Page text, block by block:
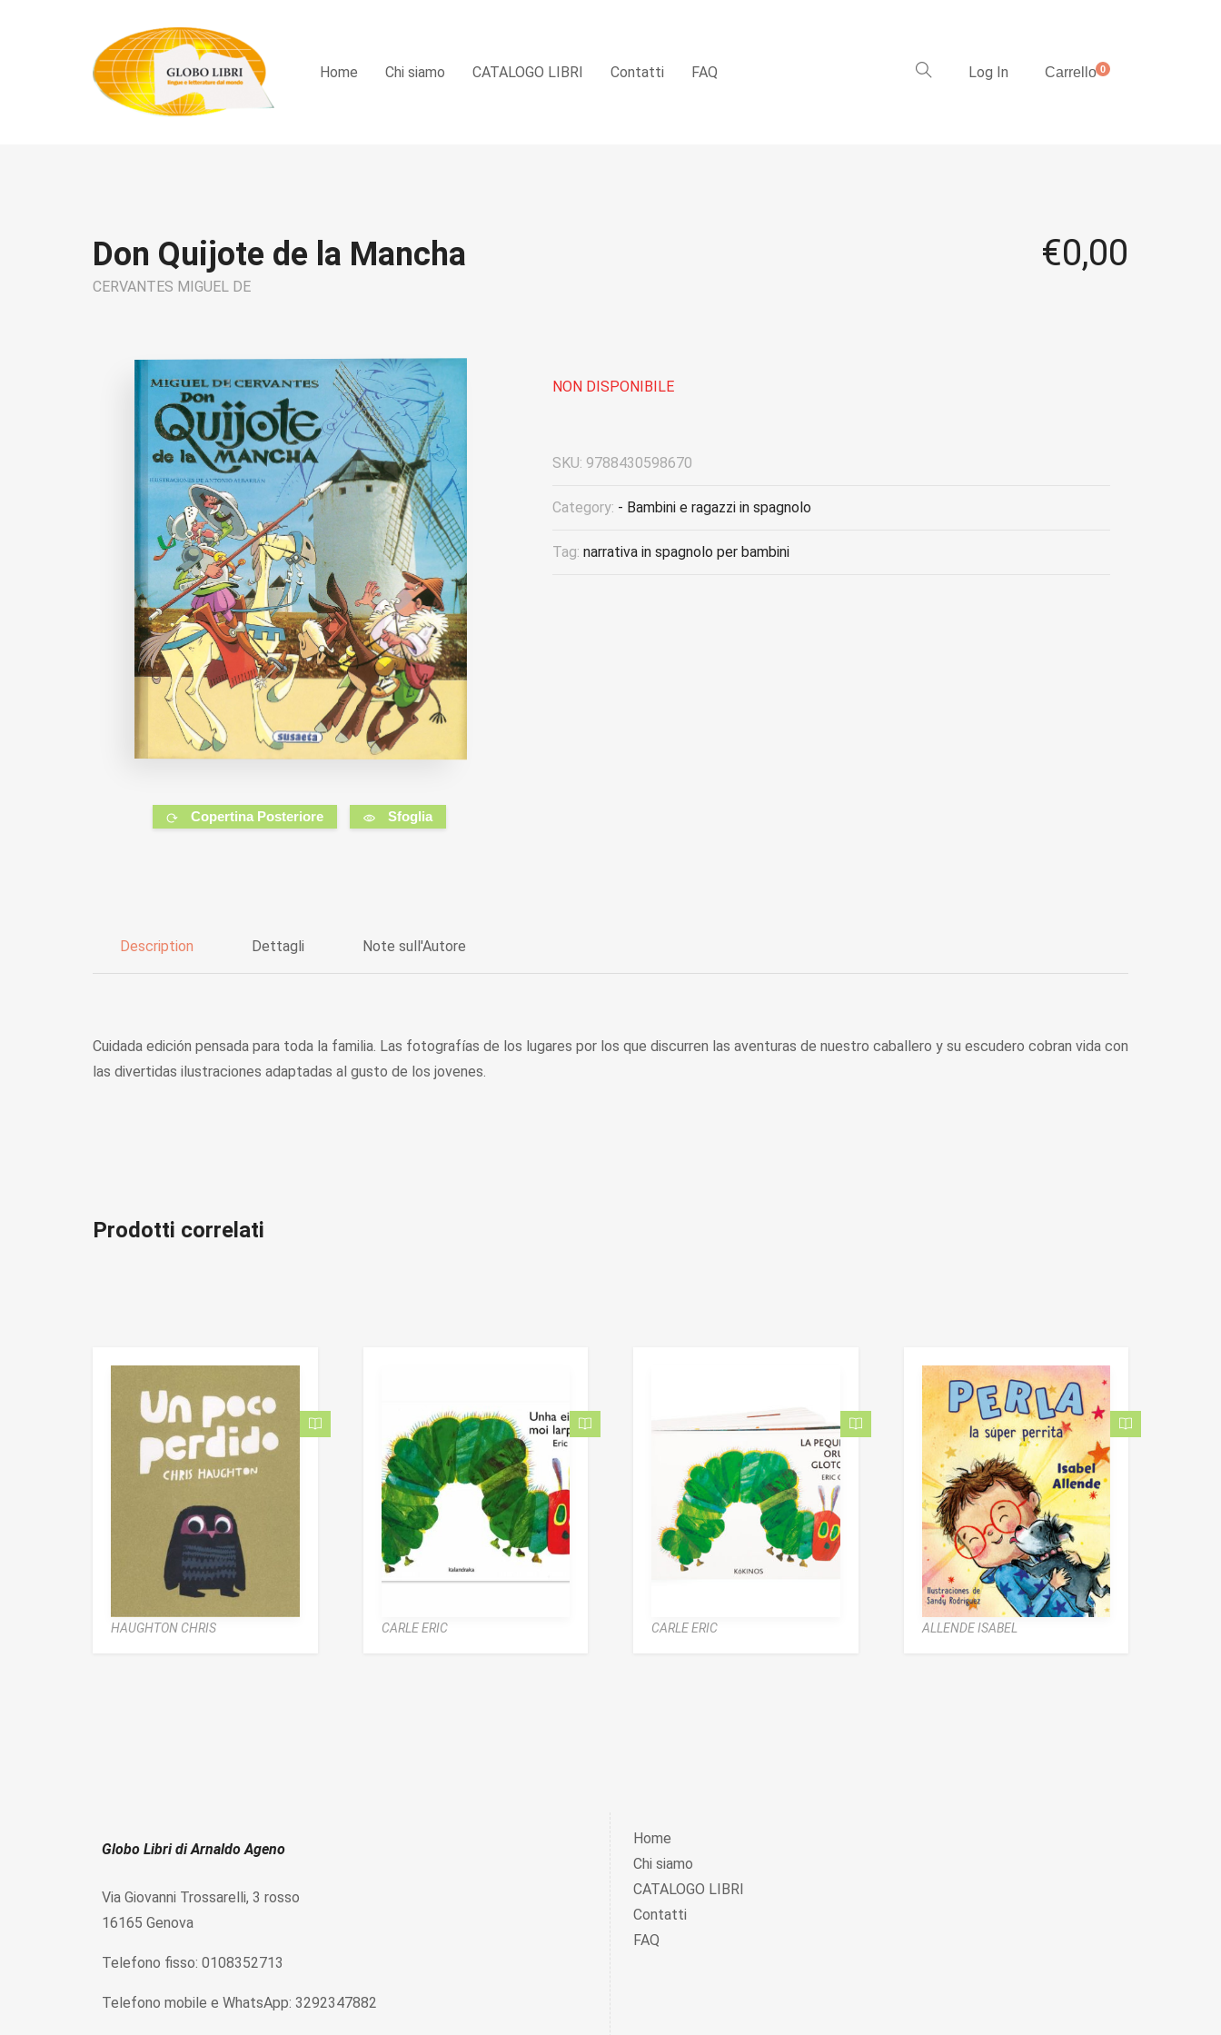
Home Chi siamo CATALOGO LIBRI Contatti FAQ Log In Carrello0
Don Quijote de la Mancha
CERVANTES MIGUEL DE
€0,00
Copertina Posteriore Sfoglia
NON DISPONIBILE
SKU: 9788430598670
Category: - Bambini e ragazzi in spagnolo
Tag: narrativa in spagnolo per bambini
Description Dettagli Note sull'Autore
Cuidada edición pensada para toda la familia. Las fotografías de los lugares por los que discurren las aventuras de nuestro caballero y su escudero cobran vida con
las divertidas ilustraciones adaptadas al gusto de los jovenes.
Prodotti correlati
HAUGHTON CHRIS CARLE ERIC CARLE ERIC ALLENDE ISABEL
Globo Libri di Arnaldo Ageno
Via Giovanni Trossarelli, 3 rosso
16165 Genova
Telefono fisso: 0108352713
Telefono mobile e WhatsApp: 3292347882
Home
Chi siamo
CATALOGO LIBRI
Contatti
FAQ